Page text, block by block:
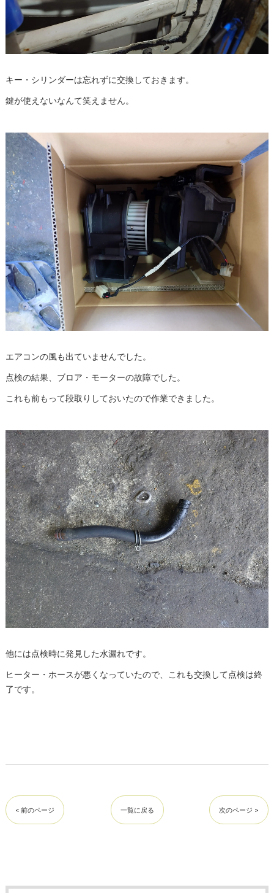
キー・シリンダーは忘れずに交換しておきます。
鍵が使えないなんて笑えません。
エアコンの風も出ていませんでした。
点検の結果、ブロア・モーターの故障でした。
これも前もって段取りしておいたので作業できました。
他には点検時に発見した水漏れです。
ヒーター・ホースが悪くなっていたので、これも交換して点検は終
了です。
< 前のページ 一覧に戻る 次のページ >